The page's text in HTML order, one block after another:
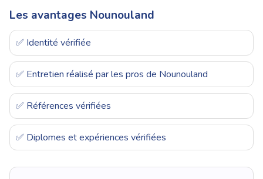
Les avantages Nounouland
✅ Identité vérifiée
✅ Entretien réalisé par les pros de Nounouland
✅ Références vérifiées
✅ Diplomes et expériences vérifiées